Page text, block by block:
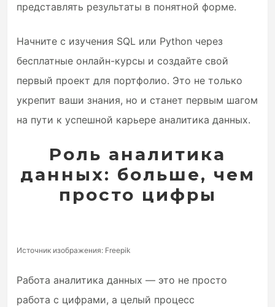
представлять результаты в понятной форме.
Начните с изучения SQL или Python через
бесплатные онлайн-курсы и создайте свой
первый проект для портфолио. Это не только
укрепит ваши знания, но и станет первым шагом
на пути к успешной карьере аналитика данных.
Роль аналитика
данных: больше, чем
просто цифры
Источник изображения: Freepik
Работа аналитика данных — это не просто
работа с цифрами, а целый процесс